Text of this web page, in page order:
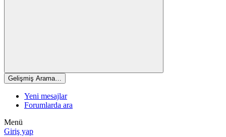
Gelişmiş Arama…
Yeni mesajlar
Forumlarda ara
Menü
Giriş yap